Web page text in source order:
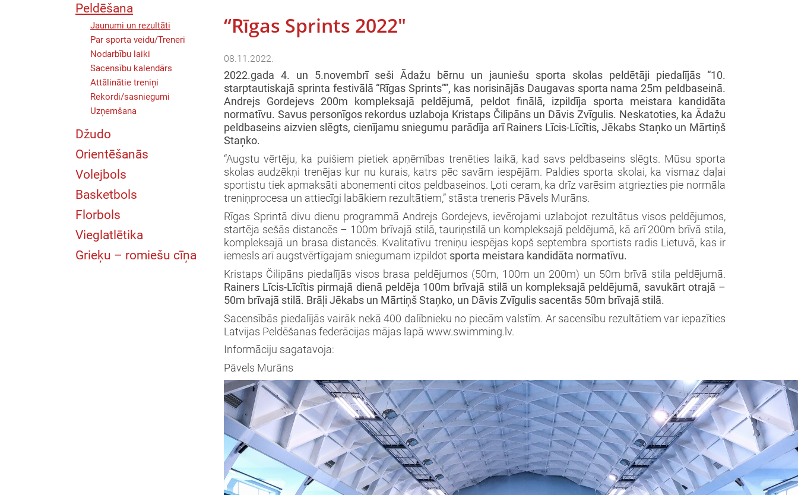
Peldēšana
Jaunumi un rezultāti
Par sporta veidu/Treneri
Nodarbību laiki
Sacensību kalendārs
Attālinātie treniņi
Rekordi/sasniegumi
Uzņemšana
Džudo
Orientēšanās
Volejbols
Basketbols
Florbols
Vieglatlētika
Grieķu – romiešu cīņa
“Rīgas Sprints 2022"
08.11.2022.
2022.gada 4. un 5.novembrī seši Ādažu bērnu un jauniešu sporta skolas peldētāji piedalījās “10.
starptautiskajā sprinta festivālā “Rīgas Sprints””, kas norisinājās Daugavas sporta nama 25m peldbaseinā.
Andrejs Gordejevs 200m kompleksajā peldējumā, peldot finālā, izpildīja sporta meistara kandidāta
normatīvu. Savus personīgos rekordus uzlaboja Kristaps Čilipāns un Dāvis Zvīgulis. Neskatoties, ka Ādažu
peldbaseins aizvien slēgts, cienījamu sniegumu parādīja arī Rainers Līcis-Līcītis, Jēkabs Staņko un Mārtiņš
Staņko.
“Augstu vērtēju, ka puišiem pietiek apņēmības trenēties laikā, kad savs peldbaseins slēgts. Mūsu sporta
skolas audzēkņi trenējas kur nu kurais, katrs pēc savām iespējām. Paldies sporta skolai, ka vismaz daļai
sportistu tiek apmaksāti abonementi citos peldbaseinos. Ļoti ceram, ka drīz varēsim atgriezties pie normāla
treniņprocesa un attiecīgi labākiem rezultātiem,” stāsta treneris Pāvels Murāns.
Rīgas Sprintā divu dienu programmā Andrejs Gordejevs, ievērojami uzlabojot rezultātus visos peldējumos,
startēja sešās distancēs – 100m brīvajā stilā, tauriņstilā un kompleksajā peldējumā, kā arī 200m brīvā stila,
kompleksajā un brasa distancēs. Kvalitatīvu treniņu iespējas kopš septembra sportists radis Lietuvā, kas ir
iemesls arī augstvērtīgajam sniegumam izpildot sporta meistara kandidāta normatīvu.
Kristaps Čilipāns piedalījās visos brasa peldējumos (50m, 100m un 200m) un 50m brīvā stila peldējumā.
Rainers Līcis-Līcītis pirmajā dienā peldēja 100m brīvajā stilā un kompleksajā peldējumā, savukārt otrajā –
50m brīvajā stilā. Brāļi Jēkabs un Mārtiņš Staņko, un Dāvis Zvīgulis sacentās 50m brīvajā stilā.
Sacensībās piedalījās vairāk nekā 400 dalībnieku no piecām valstīm. Ar sacensību rezultātiem var iepazīties
Latvijas Peldēšanas federācijas mājas lapā www.swimming.lv.
Informāciju sagatavoja:
Pāvels Murāns